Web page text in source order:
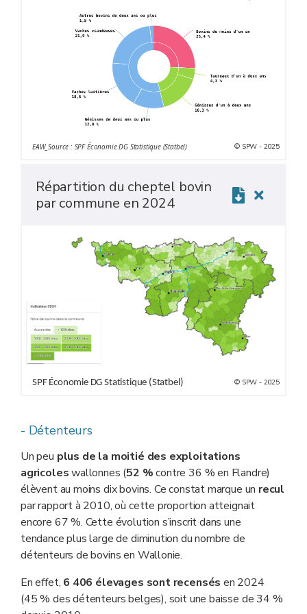
les progrès techniques et génétiques qui permettent de
produire davantage avec moins d’animaux.
EAW_Source : SPF Économie DG Statistique (Statbel) © SPW - 2025
Répartition du cheptel bovin
par commune en 2024
SPF Économie DG Statistique (Statbel) © SPW - 2025
- Détenteurs
Un peu plus de la moitié des exploitations
agricoleswallonnes (52 %contre 36 % en Flandre)
élèvent au moins dix bovins. Ce constat marque un recul
par rapport à 2010, où cette proportion atteignait
encore 67 %. Cette évolution s’inscrit dans une
tendance plus large de diminution du nombre de
détenteurs de bovins en Wallonie.
En effet, 6 406 élevages sont recensés en 2024
(45 % des détenteurs belges), soit une baisse de 34 %